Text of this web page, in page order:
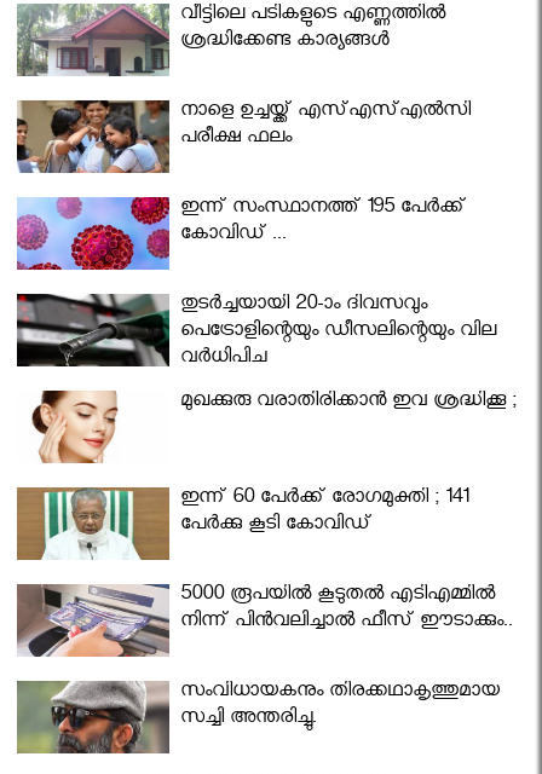
വീട്ടിലെ പടികളുടെ എണ്ണത്തിൽ
ശ്രദ്ധിക്കേണ്ട കാര്യങ്ങൾ
നാളെ ഉച്ചയ്ക്ക് എസ്എസ്എല്‍സി
പരീക്ഷ ഫലം
ഇന്ന് സംസ്ഥാനത്ത് 195 പേര്‍ക്ക്
കോവിഡ് ...
തുടർച്ചയായി 20-ാം ദിവസവും
പെട്രോളിന്റെയും ഡീസലിന്റെയും വില
വര്‍ധിപ്പിച്ചു
മുഖക്കുരു വരാതിരിക്കാന്‍ ഇവ ശ്രദ്ധിക്കൂ ;
ഇന്ന് 60 പേർക്ക് രോഗമുക്തി ; 141
പേര്‍ക്കു കൂടി കോവിഡ്
5000 രൂപയിൽ കൂടുതൽ എടിഎമ്മിൽ
നിന്ന് പിൻവലിച്ചാൽ ഫീസ് ഈടാക്കും..
സംവിധായകനും തിരക്കഥാകൃത്തുമായ
സച്ചി അന്തരിച്ചു.